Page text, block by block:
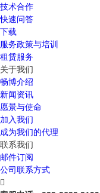
技术合作
快速问答
下载
服务政策与培训
租赁服务
关于我们
畅博介绍
新闻资讯
愿景与使命
加入我们
成为我们的代理
联系我们
邮件订阅
公司联系方式
